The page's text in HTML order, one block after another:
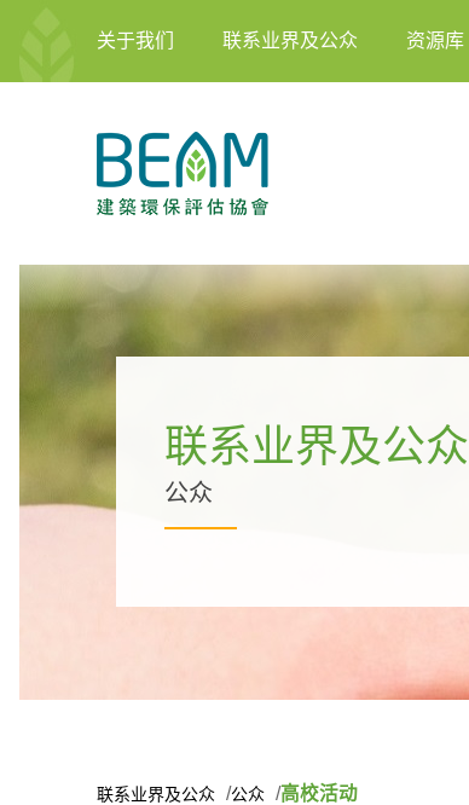
关于我们 联系业界及公众 资源库
联系业界及公众
公众
联系业界及公众 公众 高校活动